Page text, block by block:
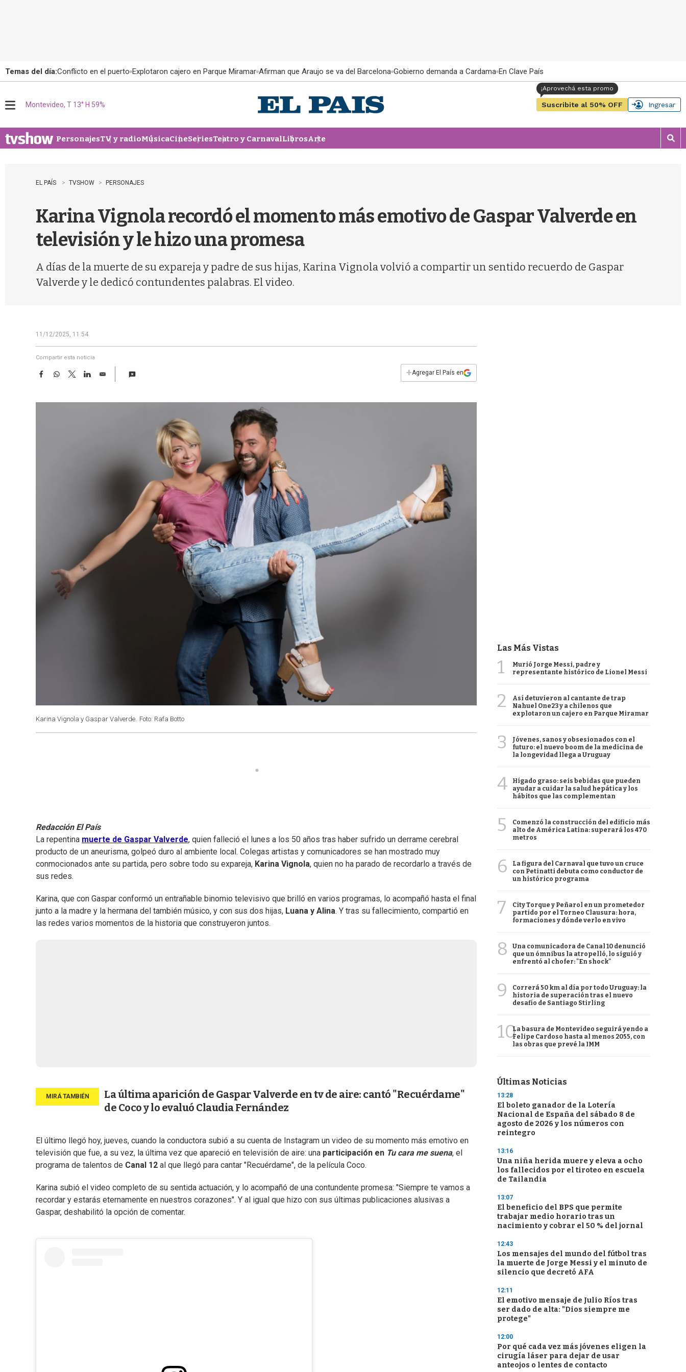
Temas del día:Conflicto en el puerto Explotaron cajero en Parque Miramar Afirman que Araujo se va del Barcelona Gobierno demanda a Cardama En Clave País
u
Montevideo, T 13° H 59% Suscribite al 50% OFF Ingresar
PersonajesTV y radioMúsicaCineSeriesTeatro y CarnavalLibrosArte
M
o
EL PAÍS TVSHOW PERSONAJES
Karina Vignola recordó el momento más emotivo de Gaspar Valverde en
televisión y le hizo una promesa
A días de la muerte de su expareja y padre de sus hijas, Karina Vignola volvió a compartir un sentido recuerdo de Gaspar
Valverde y le dedicó contundentes palabras. El video.
11/12/2025, 11:54
Compartir esta noticia
F
e
W
t
T
w
t
L
k
E
i
+Agregar El País en
Karina Vignola y Gaspar Valverde. Foto: Rafa Botto
Redacción El País
La repentina muerte de Gaspar Valverde, quien falleció el lunes a los 50 años tras haber sufrido un derrame cerebral
producto de un aneurisma, golpeó duro al ambiente local. Colegas artistas y comunicadores se han mostrado muy
conmocionados ante su partida, pero sobre todo su expareja, Karina Vignola, quien no ha parado de recordarlo a través de
sus redes.
Karina, que con Gaspar conformó un entrañable binomio televisivo que brilló en varios programas, lo acompañó hasta el final
junto a la madre y la hermana del también músico, y con sus dos hijas, Luana y Alina. Y tras su fallecimiento, compartió en
las redes varios momentos de la historia que construyeron juntos.
La última aparición de Gaspar Valverde en tv de aire: cantó "Recuérdame"
de Coco y lo evaluó Claudia Fernández
El último llegó hoy, jueves, cuando la conductora subió a su cuenta de Instagram un video de su momento más emotivo en
televisión que fue, a su vez, la última vez que apareció en televisión de aire: una participación en Tu cara me suena, el
programa de talentos de Canal 12 al que llegó para cantar "Recuérdame", de la película Coco.
Karina subió el video completo de su sentida actuación, y lo acompañó de una contundente promesa: "Siempre te vamos a
recordar y estarás eternamente en nuestros corazones". Y al igual que hizo con sus últimas publicaciones alusivas a
Gaspar, deshabilitó la opción de comentar.
Las Más Vistas
1
Murió Jorge Messi, padre y
representante histórico de Lionel Messi
2
Así detuvieron al cantante de trap
Nahuel One23 y a chilenos que
explotaron un cajero en Parque Miramar
3
Jóvenes, sanos y obsesionados con el
futuro: el nuevo boom de la medicina de
la longevidad llega a Uruguay
4
Hígado graso: seis bebidas que pueden
ayudar a cuidar la salud hepática y los
hábitos que las complementan
5
Comenzó la construcción del edificio más
alto de América Latina: superará los 470
metros
6
La figura del Carnaval que tuvo un cruce
con Petinatti debuta como conductor de
un histórico programa
7
City Torque y Peñarol en un prometedor
partido por el Torneo Clausura: hora,
formaciones y dónde verlo en vivo
8
Una comunicadora de Canal 10 denunció
que un ómnibus la atropelló, lo siguió y
enfrentó al chofer: "En shock"
9
Correrá 50 km al día por todo Uruguay: la
historia de superación tras el nuevo
desafío de Santiago Stirling
10La basura de Montevideo seguirá yendo a
Felipe Cardoso hasta al menos 2055, con
las obras que prevé la IMM
Últimas Noticias
13:28
El boleto ganador de la Lotería
Nacional de España del sábado 8 de
agosto de 2026 y los números con
reintegro
13:16
Una niña herida muere y eleva a ocho
los fallecidos por el tiroteo en escuela
de Tailandia
13:07
El beneficio del BPS que permite
trabajar medio horario tras un
nacimiento y cobrar el 50 % del jornal
12:43
Los mensajes del mundo del fútbol tras
la muerte de Jorge Messi y el minuto de
silencio que decretó AFA
12:11
El emotivo mensaje de Julio Ríos tras
ser dado de alta: "Dios siempre me
protege"
12:00
Por qué cada vez más jóvenes eligen la
cirugía láser para dejar de usar
anteojos o lentes de contacto